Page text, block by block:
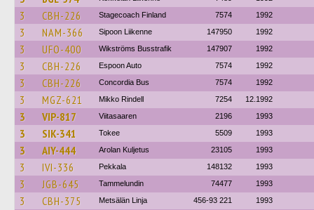
3 CBH-226 Stagecoach Finland 7574 1992
3 NAM-366 Sipoon Liikenne 147950 1992
3 UFO-400 Wikströms Busstrafik 147907 1992
3 CBH-226 Espoon Auto 7574 1992
3 CBH-226 Concordia Bus 7574 1992
3 MGZ-621 Mikko Rindell 7254 12.1992
3 VIP-817 Viitasaaren 2196 1993
3 SIK-341 Tokee 5509 1993
3 AIY-444 Arolan Kuljetus 23105 1993
3 IVI-336 Pekkala 148132 1993
3 JGB-645 Tammelundin 74477 1993
3 CBH-375 Metsälän Linja 456-93 221 1993